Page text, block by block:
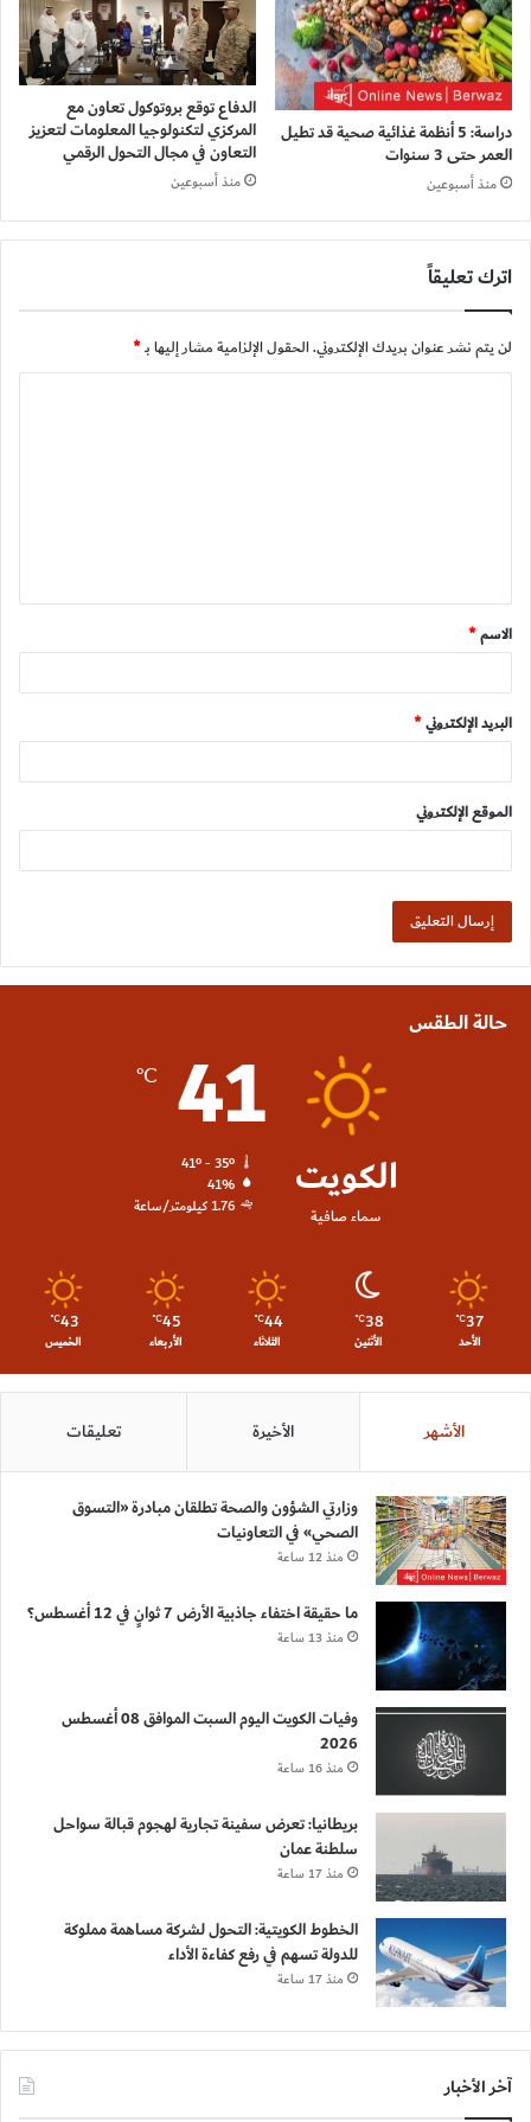
دراسة: 5 أنظمة غذائية صحية قد تطيل
العمر حتى 3 سنوات
منذ أسبوعين
الدفاع توقع بروتوكول تعاون مع
المركزي لتكنولوجيا المعلومات لتعزيز
التعاون في مجال التحول الرقمي
منذ أسبوعين
اترك تعليقاً
لن يتم نشر عنوان بريدك الإلكتروني.الحقول الإلزامية مشار إليها بـ*
ق
*
الاسم*
البريد الإلكتروني*
الموقع الإلكتروني
حالة الطقس
الكويت
سماء صافية
41
℃
41º - 35º
41%
1.76 كيلومتر/ساعة
37
℃
الأحد
38
℃
الأثنين
44
℃
الثلاثاء
45
℃
الأربعاء
43
℃
الخميس
الأشهر الأخيرة تعليقات
وزارتي الشؤون والصحة تطلقان مبادرة «التسوق
الصحي» في التعاونيات
منذ 12 ساعة
ما حقيقة اختفاء جاذبية الأرض 7 ثوانٍ في 12 أغسطس؟
منذ 13 ساعة
وفيات الكويت اليوم السبت الموافق 08 أغسطس
2026
منذ 16 ساعة
بريطانيا: تعرض سفينة تجارية لهجوم قبالة سواحل
سلطنة عمان
منذ 17 ساعة
الخطوط الكويتية: التحول لشركة مساهمة مملوكة
للدولة تسهم في رفع كفاءة الأداء
منذ 17 ساعة
آخر الأخبار